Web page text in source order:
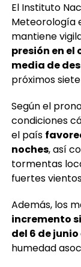
El Instituto
Meteorología
mantiene
presión en
media de
próximos
Según el
condiciones
el país
noches, así
tormentas
fuertes
Además, los
incremento
del 6 de junio
humedad